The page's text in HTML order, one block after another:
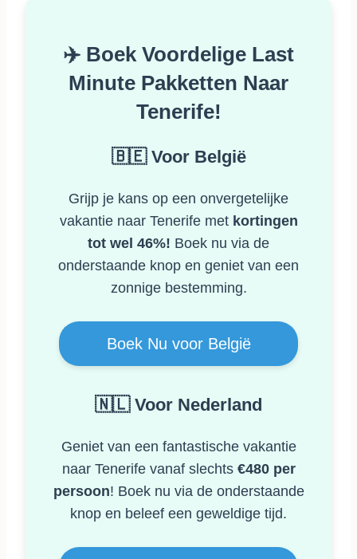
✈️ Boek Voordelige Last
Minute Pakketten Naar
Tenerife!
🇧🇪 Voor België
Grijp je kans op een onvergetelijke
vakantie naar Tenerife met kortingen
tot wel 46%! Boek nu via de
onderstaande knop en geniet van een
zonnige bestemming.
Boek Nu voor België
🇳🇱 Voor Nederland
Geniet van een fantastische vakantie
naar Tenerife vanaf slechts €480 per
persoon! Boek nu via de onderstaande
knop en beleef een geweldige tijd.